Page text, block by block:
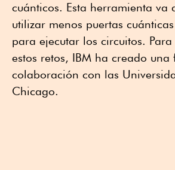
cuánticos. Esta herramienta va
utilizar menos puertas
para ejecutar los circuitos.
estos retos, IBM ha creado una
colaboración con las
Chicago.